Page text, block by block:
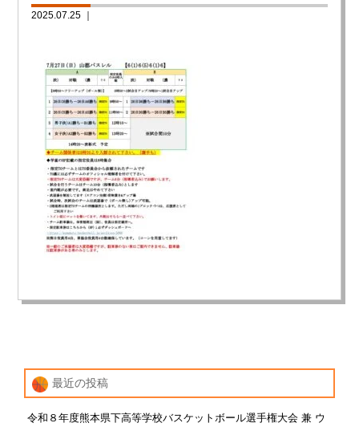
2025.07.25 ｜
最近の投稿
令和８年度熊本県下高等学校バスケットボール選手権大会 兼 ウ